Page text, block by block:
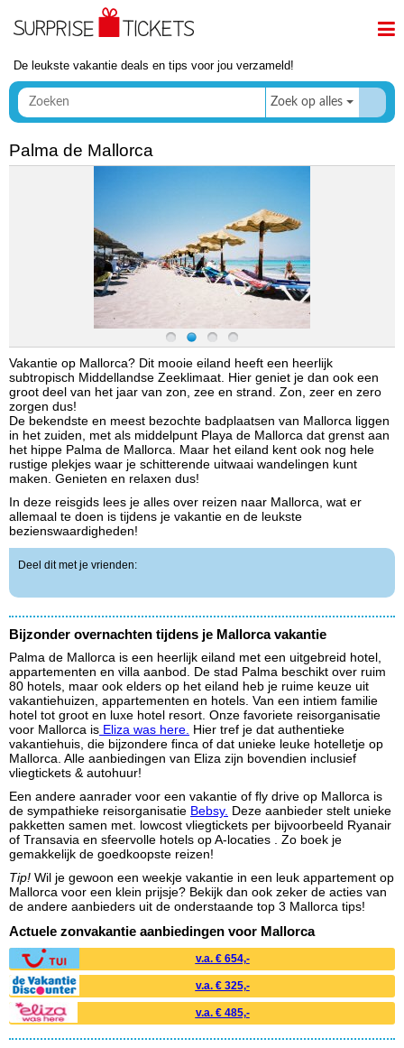
De leukste vakantie deals en tips voor jou verzameld!
Zoek op alles
Palma de Mallorca
Vakantie op Mallorca? Dit mooie eiland heeft een heerlijk
subtropisch Middellandse Zeeklimaat. Hier geniet je dan ook een
groot deel van het jaar van zon, zee en strand. Zon, zeer en zero
zorgen dus!
De bekendste en meest bezochte badplaatsen van Mallorca liggen
in het zuiden, met als middelpunt Playa de Mallorca dat grenst aan
het hippe Palma de Mallorca. Maar het eiland kent ook nog hele
rustige plekjes waar je schitterende uitwaai wandelingen kunt
maken. Genieten en relaxen dus!
In deze reisgids lees je alles over reizen naar Mallorca, wat er
allemaal te doen is tijdens je vakantie en de leukste
bezienswaardigheden!
Deel dit met je vrienden:
Bijzonder overnachten tijdens je Mallorca vakantie
Palma de Mallorca is een heerlijk eiland met een uitgebreid hotel,
appartementen en villa aanbod. De stad Palma beschikt over ruim
80 hotels, maar ook elders op het eiland heb je ruime keuze uit
vakantiehuizen, appartementen en hotels. Van een intiem familie
hotel tot groot en luxe hotel resort. Onze favoriete reisorganisatie
voor Mallorca is Eliza was here. Hier tref je dat authentieke
vakantiehuis, die bijzondere finca of dat unieke leuke hotelletje op
Mallorca. Alle aanbiedingen van Eliza zijn bovendien inclusief
vliegtickets & autohuur!
Een andere aanrader voor een vakantie of fly drive op Mallorca is
de sympathieke reisorganisatie Bebsy. Deze aanbieder stelt unieke
pakketten samen met. lowcost vliegtickets per bijvoorbeeld Ryanair
of Transavia en sfeervolle hotels op A-locaties . Zo boek je
gemakkelijk de goedkoopste reizen!
Tip! Wil je gewoon een weekje vakantie in een leuk appartement op
Mallorca voor een klein prijsje? Bekijk dan ook zeker de acties van
de andere aanbieders uit de onderstaande top 3 Mallorca tips!
Actuele zonvakantie aanbiedingen voor Mallorca
v.a. € 654,-
v.a. € 325,-
v.a. € 485,-